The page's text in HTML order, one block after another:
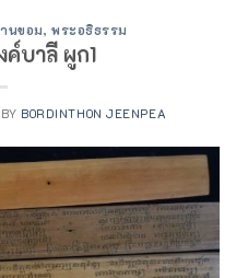
นขอม, พระอธิธรรม
บาลี ผูก1
BY BORDINTHON JEENPEA